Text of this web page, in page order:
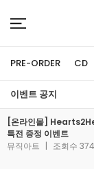
PRE-ORDER CD
이벤트 공지
[온라인몰]
특전 증정 이벤트
뮤직아트 | 조회수